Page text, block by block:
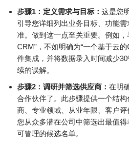
步骤1：定义需求与目标： 这是您
引导您详细列出业务目标、功能
准。做到这一点至关重要。例如
CRM”，不如明确为“一个基于云
件集成，并将数据录入时间减少
续的误解。
步骤2：调研并筛选供应商： 在明
合作伙伴了。此步骤提供一个结
商、专业领域、从业年限、客户
您从众多潜在公司中筛选出最值
可管理的候选名单。